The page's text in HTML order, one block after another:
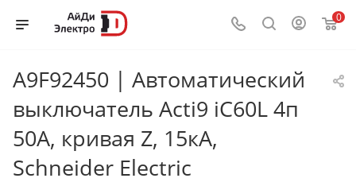
0
A9F92450 | Автоматический
выключатель Acti9 iC60L 4п
50А, кривая Z, 15кА,
Schneider Electric